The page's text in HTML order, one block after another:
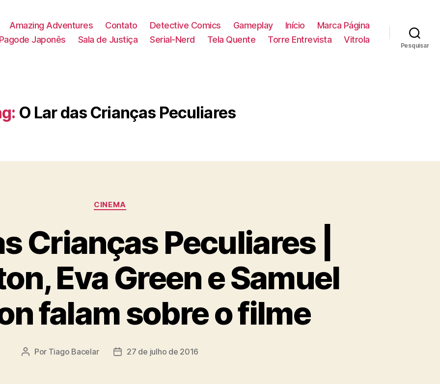
Amazing Adventures Contato Detective Comics Gameplay Início
Marca Página
Pagode Japonês
Sala de Justiça Serial-Nerd Tela Quente Torre Entrevista Vitrola
Pesquisar
O Lar das Crianças Peculiares
Categorias
CINEMA
Crianças Peculiares |
Eva Green e Samuel
falam sobre o filme
Autor
Por Tiago Bacelar
Data27 de julho de 2016